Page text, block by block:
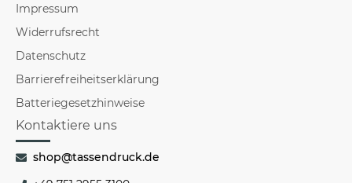
Impressum
Widerrufsrecht
Datenschutz
Barrierefreiheitserklärung
Batteriegesetzhinweise
Kontaktiere uns
shop@tassendruck.de